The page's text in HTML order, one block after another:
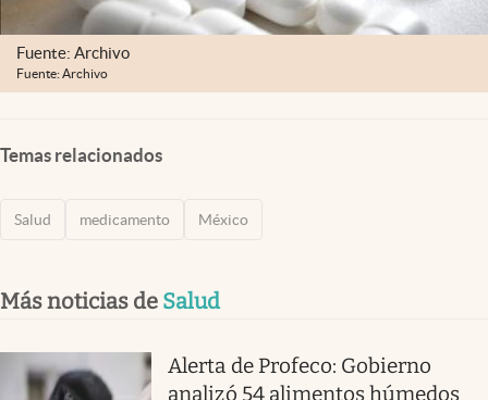
Fuente: Archivo
Fuente: Archivo
Temas relacionados
Salud medicamento México
Más noticias de Salud
Alerta de Profeco: Gobierno
analizó 54 alimentos húmedos